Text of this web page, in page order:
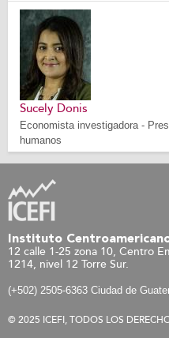
Sucely Donis
Economista investigadora -
humanos
Instituto
12 calle 1-25 zona 10, Centro
1214, nivel 12 Torre Sur.
(+502) 2505-6363 Ciudad de
© 2025 ICEFI, TODOS LOS